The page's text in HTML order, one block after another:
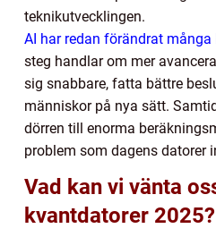
teknikutvecklingen.
AI har redan förändrat många
steg handlar om mer
sig snabbare, fatta bättre
människor på nya sätt.
dörren till enorma
problem som dagens datorer
Vad kan vi vänta
kvantdatorer 2025?